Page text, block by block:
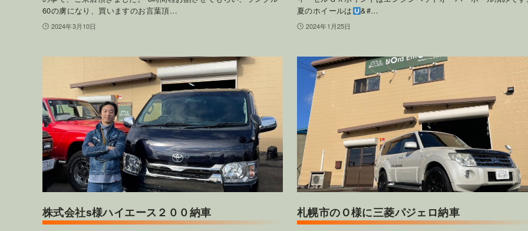
60の虜になり、買いますのお言葉頂…
2024年3月10日
夏のホイールは
&#…
2024年1月25日
株式会社s様ハイエース２００納車 札幌市のＯ様に三菱パジェロ納車